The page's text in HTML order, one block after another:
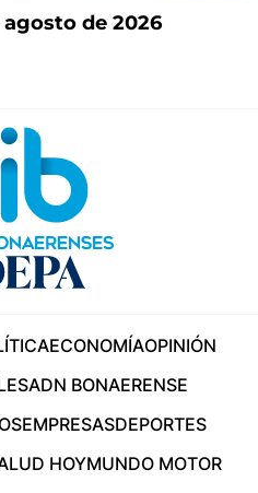
agosto de 2026
ECONOMÍAOPINIÓN
ADN BONAERENSE
EMPRESASDEPORTES
HOYMUNDO MOTOR